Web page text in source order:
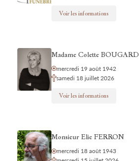
Voir les informations
Madame Colette BOUGARD
mercredi 19 août 1942
samedi 18 juillet 2026
Voir les informations
Monsieur Elie FERRON
mercredi 18 août 1943